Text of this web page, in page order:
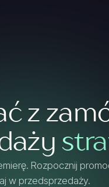
z
Rozpocznij
w przedsprzedaży.